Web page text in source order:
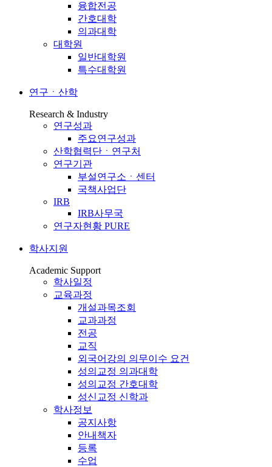
융합전공
간호대학
의과대학
대학원
일반대학원
특수대학원
연구ㆍ산학
Research & Industry
연구성과
주요연구성과
산학협력단ㆍ연구처
연구기관
부설연구소ㆍ센터
국책사업단
IRB
IRB사무국
연구자현황 PURE
학사지원
Academic Support
학사일정
교육과정
개설과목조회
교과과정
전공
교직
외국어강의 의무이수 요건
성의교정 의과대학
성의교정 간호대학
성신교정 신학과
학사정보
공지사항
안내책자
등록
수업